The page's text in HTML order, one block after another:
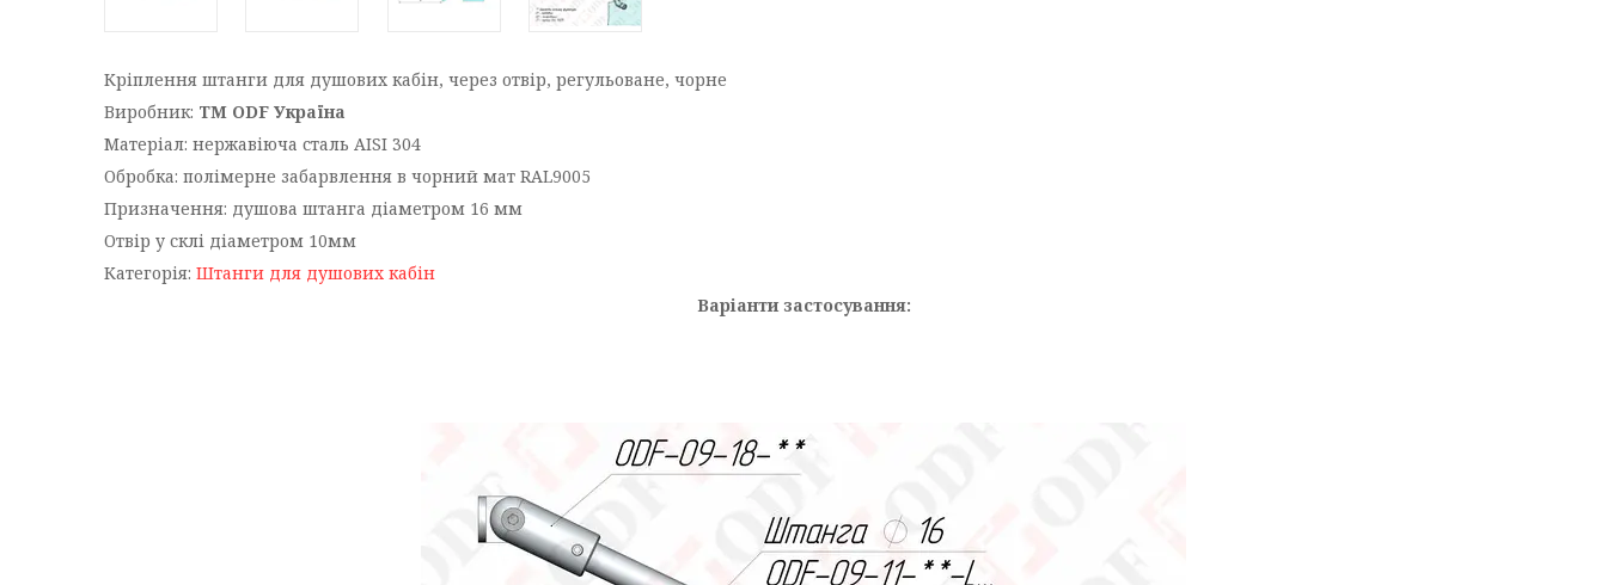
Кріплення штанги для душових кабін, через отвір, регульоване, чорне
Виробник: ТМ ODF Україна
Матеріал: нержавіюча сталь AISI 304
Обробка: полімерне забарвлення в чорний мат RAL9005
Призначення: душова штанга діаметром 16 мм
Отвір у склі діаметром 10мм
Категорія: Штанги для душових кабін
Варіанти застосування: